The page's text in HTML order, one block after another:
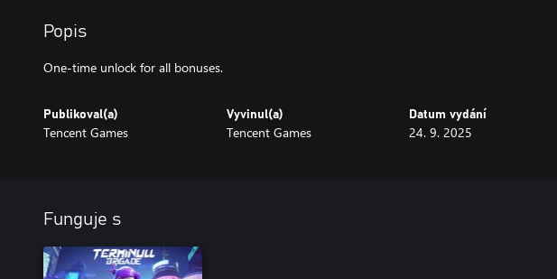
Popis
One-time unlock for all bonuses.
Publikoval(a)
Tencent Games
Vyvinul(a)
Tencent Games
Datum vydání
24. 9. 2025
Funguje s